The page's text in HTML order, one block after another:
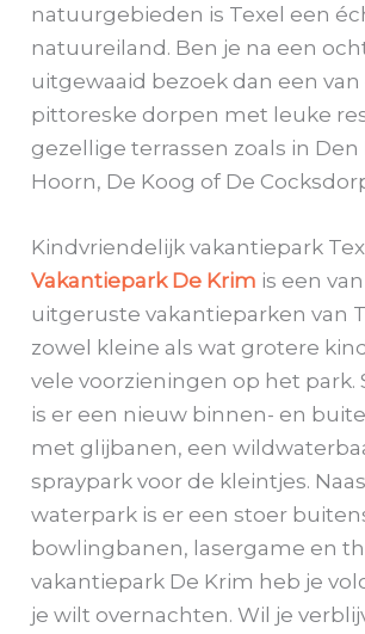
natuurgebieden is Texel een
natuureiland. Ben je na een
uitgewaaid bezoek dan een van
pittoreske dorpen met leuke
gezellige terrassen zoals in Den
Hoorn, De Koog of De
Kindvriendelijk vakantiepark
Vakantiepark De Krim is een
uitgeruste vakantieparken van
zowel kleine als wat grotere
vele voorzieningen op het park.
is er een nieuw binnen- en
met glijbanen, een
spraypark voor de kleintjes.
waterpark is er een stoer
bowlingbanen, lasergame en
vakantiepark De Krim heb je
je wilt overnachten. Wil je